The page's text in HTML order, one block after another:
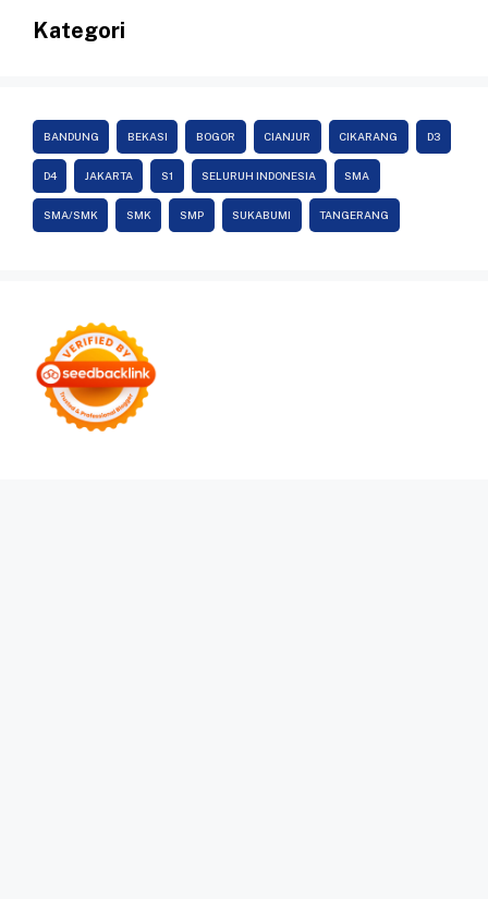
Kategori
BANDUNG BEKASI BOGOR CIANJUR CIKARANG D3
D4 JAKARTA S1 SELURUH INDONESIA SMA
SMA/SMK SMK SMP SUKABUMI TANGERANG